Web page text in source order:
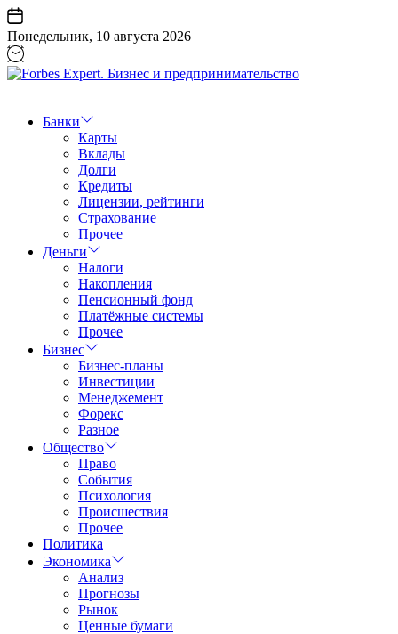
Перейти
к
содержанию
Понедельник, 10 августа 2026
Бизнес
предпринимательство
Банки
Карты
Вклады
Долги
Кредиты
Лицензии, рейтинги
Страхование
Прочее
Деньги
Налоги
Накопления
Пенсионный фонд
Платёжные системы
Прочее
Бизнес
Бизнес-планы
Инвестиции
Менеджемент
Форекс
Разное
Общество
Право
События
Психология
Происшествия
Прочее
Политика
Экономика
Анализ
Прогнозы
Рынок
Ценные бумаги